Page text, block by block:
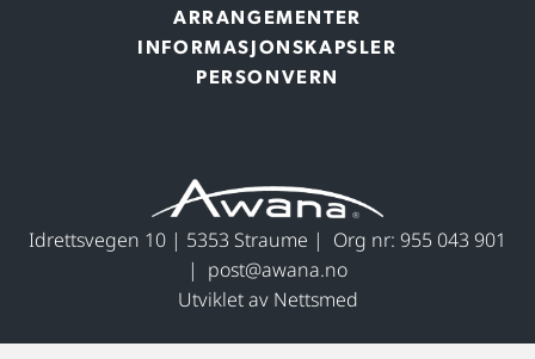
ARRANGEMENTER
INFORMASJONSKAPSLER
PERSONVERN
Idrettsvegen 10 | 5353 Straume | Org nr: 955 043 901
| post@awana.no
Utviklet av Nettsmed